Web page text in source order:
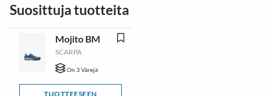
Suosittuja tuotteita
Mojito BM
SCARPA
On 3 Värejä
TUOTTEESEEN